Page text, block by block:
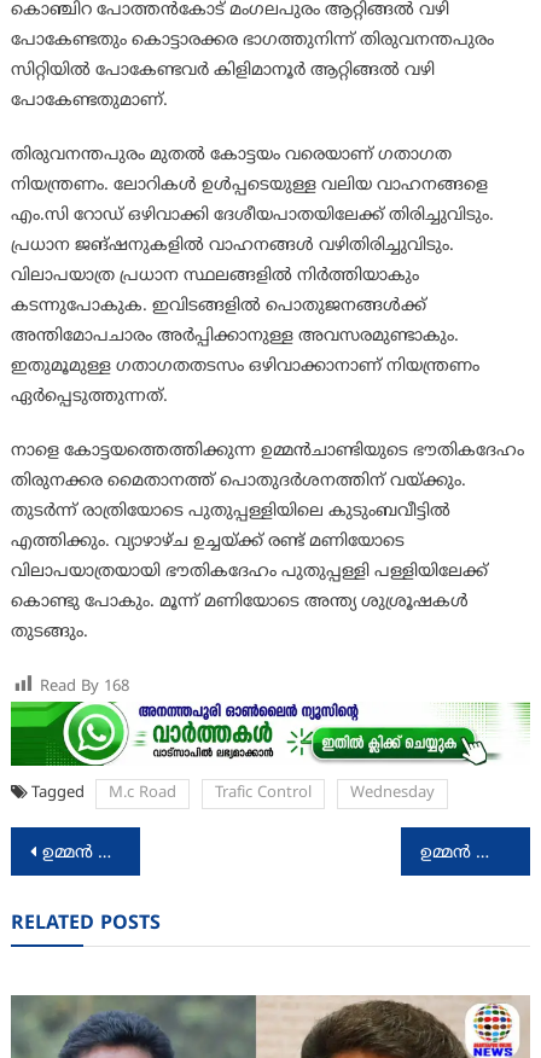
കൊഞ്ചിറ പോത്തൻകോട് മംഗലപുരം ആറ്റിങ്ങൽ വഴി
പോകേണ്ടതും കൊട്ടാരക്കര ഭാഗത്തുനിന്ന് തിരുവനന്തപുരം
സിറ്റിയിൽ പോകേണ്ടവർ കിളിമാനൂർ ആറ്റിങ്ങൽ വഴി
പോകേണ്ടതുമാണ്.
തിരുവനന്തപുരം മുതല്‍ കോട്ടയം വരെയാണ് ഗതാഗത
നിയന്ത്രണം. ലോറികള്‍ ഉൾപ്പടെയുള്ള വലിയ വാഹനങ്ങളെ
എം.സി റോഡ് ഒഴിവാക്കി ദേശീയപാതയിലേക്ക് തിരിച്ചുവിടും.
പ്രധാന ജങ്ഷനുകളിൽ വാഹനങ്ങൾ വഴിതിരിച്ചുവിടും.
വിലാപയാത്ര പ്രധാന സ്ഥലങ്ങളിൽ നിർത്തിയാകും
കടന്നുപോകുക. ഇവിടങ്ങളിൽ പൊതുജനങ്ങൾക്ക്
അന്തിമോപചാരം അർപ്പിക്കാനുള്ള അവസരമുണ്ടാകും.
ഇതുമൂമുള്ള ഗതാഗതതടസം ഒഴിവാക്കാനാണ് നിയന്ത്രണം
ഏർപ്പെടുത്തുന്നത്.
നാളെ കോട്ടയത്തെത്തിക്കുന്ന ഉമ്മൻചാണ്ടിയുടെ ഭൗതികദേഹം
തിരുനക്കര മൈതാനത്ത് പൊതുദര്‍ശനത്തിന് വയ്ക്കും.
തുടര്‍ന്ന് രാത്രിയോടെ പുതുപ്പള്ളിയിലെ കുടുംബവീട്ടില്‍
എത്തിക്കും. വ്യാഴാഴ്ച ഉച്ചയ്ക്ക് രണ്ട് മണിയോടെ
വിലാപയാത്രയായി ഭൗതികദേഹം പുതുപ്പള്ളി പള്ളിയിലേക്ക്
കൊണ്ടു പോകും. മൂന്ന് മണിയോടെ അന്ത്യ ശുശ്രൂഷകള്‍
തുടങ്ങും.
Read By 168
Tagged M.c Road Trafic Control Wednesday
Post
ഉമ്മന്‍ ചാണ്ടിയുടെ ഭൗതികദേഹം വഹിച്ചു കൊണ്ടുള്ള വിലാപയാത്ര നാളെ പുറപ്പെടും ഉമ്മന്‍ ചാണ്ടിയുടെ ഭൗതികദേഹം; പൊതുദര്‍ശന ചിത്രങ്ങള്‍
RELATED POSTS